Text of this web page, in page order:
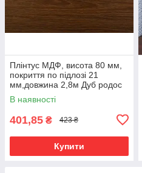
Плінтус МДФ, висота 80 мм,
покриття по підлозі 21
мм,довжина 2,8м Дуб родос
темний
В наявності
401,85 ₴ 423 ₴
Купити